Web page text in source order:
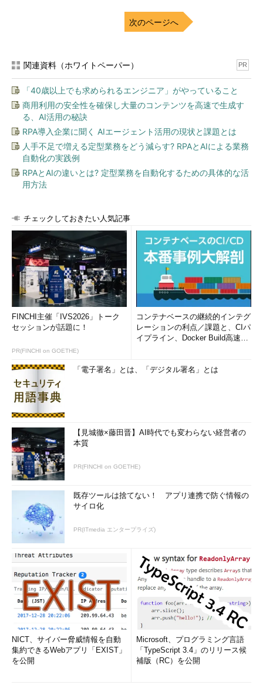
また、JIS Q 15001においては「合理的な安全対策
4.4.4.2 個人情報の利用の安全性の
確保
個人情報に関するリスク （個人情報
への不正アクセス、個人情報の紛
失、破壊、改ざん及び漏えいなど）
に対して、合理的な安全対策を講じ
なければならない。
つまり、プライバシーマーク取得に向けて、企業は自社が保有
ことを把握し、どのような対策を取っているのかということが審
査の重要なポイントになります。
これは、日本情報処理開発協会 （JIPDEC）発行の「プライバ
シーマーク制度における監査ガイドライン」において、以下のよ
うに解説されています。
個人情報を保護するためには、対象
となる個人情報を具体的に把握する
ための手順を確立し、維持するとと
もに、適正な保護措置を講じない場
合のリスクと影響を認識しなければ
このようにプライバシーマークの審査員に対して、リスクの把
握とその対策を講じていることをきちんと説明できることが求め
られます。
運用上のリスク分析と安全管理上のリスク分析
次のページへ
関連資料（ホワイトペーパー） PR
「40歳以上でも求められるエンジニア」がやっていること
商用利用の安全性を確保し大量のコンテンツを高速で生成す
る、AI活用の秘訣
RPA導入企業に聞く AIエージェント活用の現状と課題とは
人手不足で増える定型業務をどう減らす? RPAとAIによる業務
自動化の実践例
RPAとAIの違いとは? 定型業務を自動化するための具体的な活
用方法
チェックしておきたい人気記事
FINCHI主催「IVS2026」トーク
セッションが話題に！
PR(FINCHI on GOETHE)
コンテナベースの継続的インテグ
レーションの利点／課題と、CIパ
イプライン、Docker Build高速化
「電子署名」とは、「デジタル署名」とは
【見城徹×藤田晋】AI時代でも変わらない経営者の
本質
PR(FINCHI on GOETHE)
既存ツールは捨てない！ アプリ連携で防ぐ情報の
サイロ化
PR(ITmedia エンタープライズ)
NICT、サイバー脅威情報を自動
集約できるWebアプリ「EXIST」
を公開
Microsoft、プログラミング言語
「TypeScript 3.4」のリリース候
補版（RC）を公開